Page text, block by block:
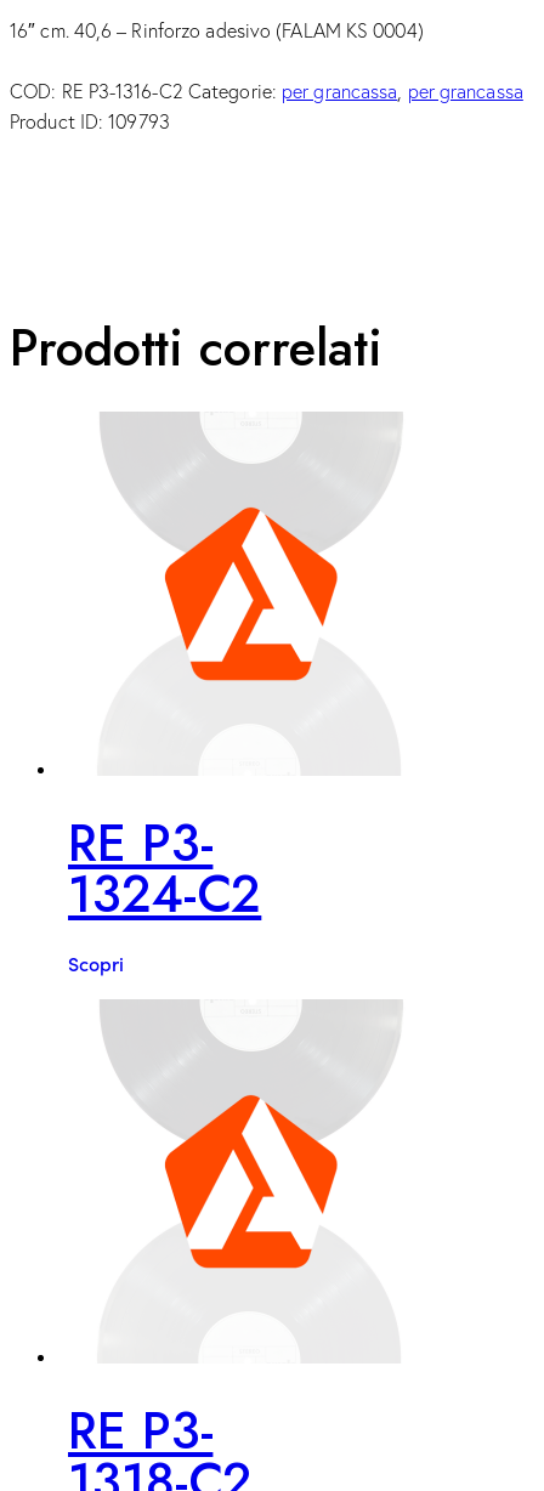
16″ cm. 40,6 – Rinforzo adesivo (FALAM KS 0004)
COD: RE P3-1316-C2 Categorie: per grancassa, per grancassa
Product ID:109793
Prodotti correlati
RE P3-
1324-C2
Scopri
RE P3-